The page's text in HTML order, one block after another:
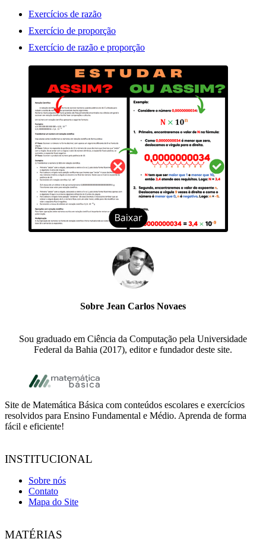
Exercícios de razão
Exercício de proporção
Exercício de razão e proporção
Sobre Jean Carlos Novaes
Sou graduado em Ciência da Computação pela Universidade
Federal da Bahia (2017), editor e fundador deste site.
Footer
Site de Matemática Básica com conteúdos escolares e exercícios
resolvidos para Ensino Fundamental e Médio. Aprenda de forma
fácil e eficiente!
INSTITUCIONAL
Sobre nós
Contato
Mapa do Site
MATÉRIAS